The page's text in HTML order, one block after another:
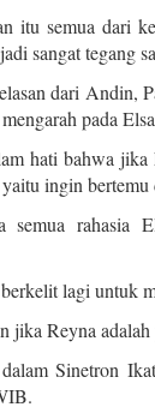
itu semua dari
sangat tegang
dari Andin,
pada
hati bahwa
ingin bertemu
rahasia
lagi untuk
jika Reyna
Sinetron